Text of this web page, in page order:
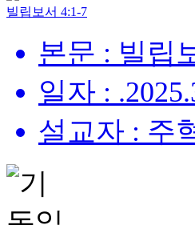
빌립보서 4:1-7
본문 : 빌립
일자 :
설교자 : 주